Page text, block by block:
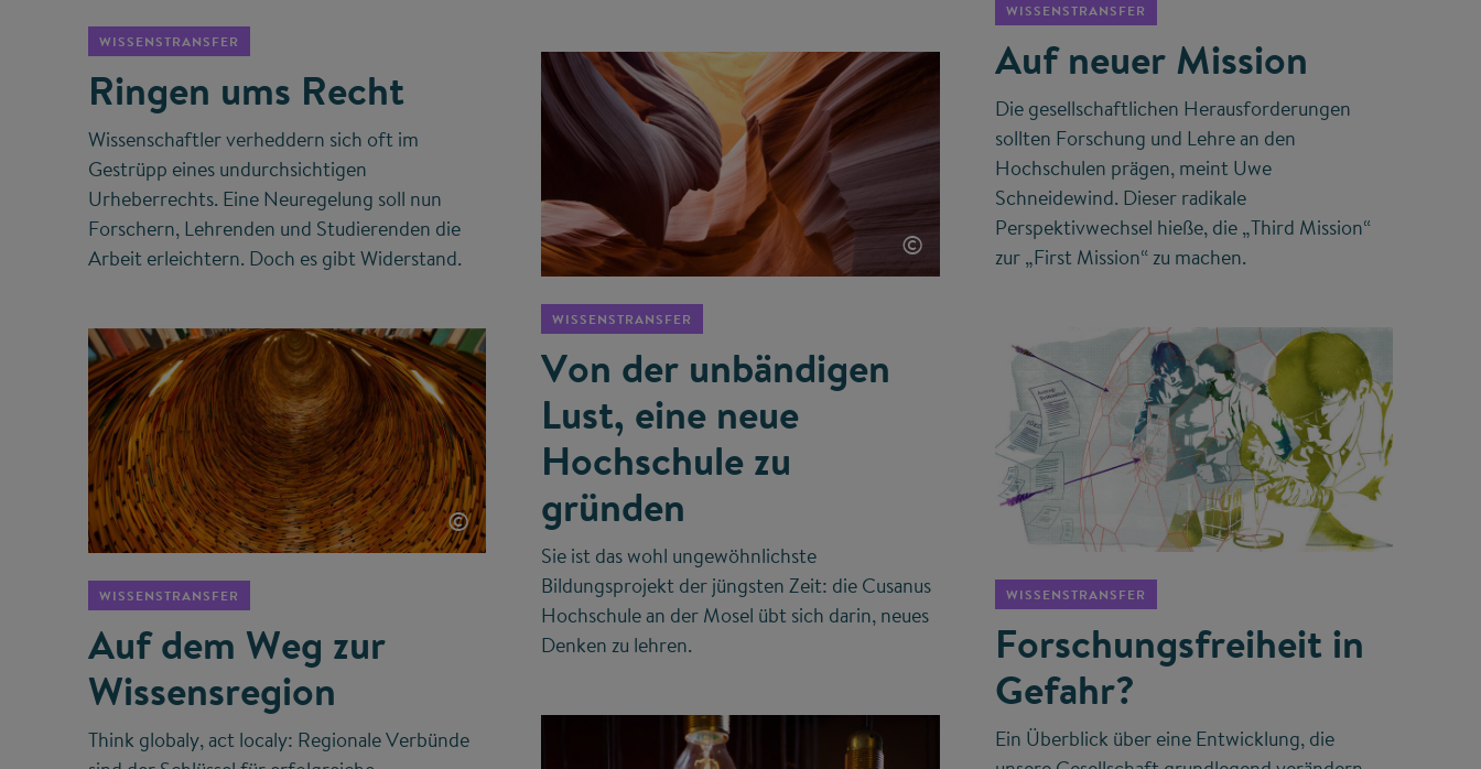
WISSENSTRANSFER
Ringen ums Recht
Wissenschaftler verheddern sich oft im
Gestrüpp eines undurchsichtigen
Urheberrechts. Eine Neuregelung soll nun
Forschern, Lehrenden und Studierenden die
Arbeit erleichtern. Doch es gibt Widerstand.
©
WISSENSTRANSFER
Von der unbändigen
Lust, eine neue
Hochschule zu
gründen
Sie ist das wohl ungewöhnlichste
Bildungsprojekt der jüngsten Zeit: die Cusanus
Hochschule an der Mosel übt sich darin, neues
Denken zu lehren.
WISSENSTRANSFER
Auf neuer Mission
Die gesellschaftlichen Herausforderungen
sollten Forschung und Lehre an den
Hochschulen prägen, meint Uwe
Schneidewind. Dieser radikale
Perspektivwechsel hieße, die „Third Mission“
zur „First Mission“ zu machen.
©
WISSENSTRANSFER
Auf dem Weg zur
Wissensregion
Think globaly, act localy: Regionale Verbünde
WISSENSTRANSFER
Forschungsfreiheit in
Gefahr?
Ein Überblick über eine Entwicklung, die